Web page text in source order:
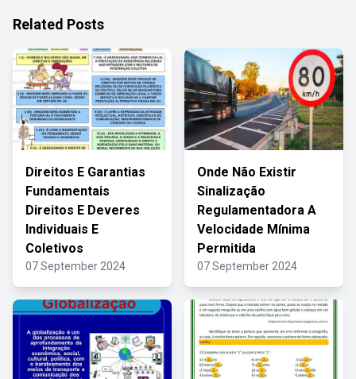
Related Posts
Direitos E Garantias
Fundamentais
Direitos E Deveres
Individuais E
Coletivos
07 September 2024
Onde Não Existir
Sinalização
Regulamentadora A
Velocidade Mínima
Permitida
07 September 2024